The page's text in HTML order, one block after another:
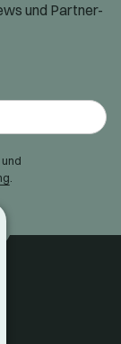
und Partner-